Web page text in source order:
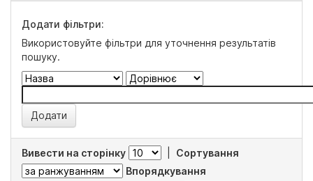
Додати фільтри:
Використовуйте фільтри для уточнення результатів
пошуку.
Вивести на сторінку
Сортування
Впорядкування